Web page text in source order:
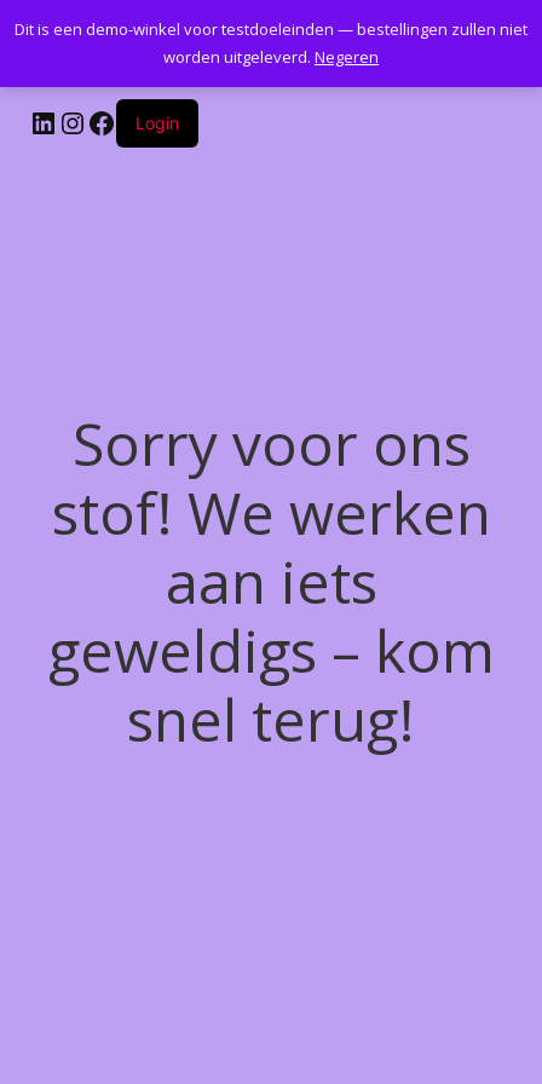
Kantoormeubelenplus.com
LinkedIn
Instagram
Facebook
Login
Sorry voor ons
stof! We werken
aan iets
geweldigs – kom
snel terug!
Dit is een demo-winkel voor testdoeleinden — bestellingen zullen niet
worden uitgeleverd. Negeren